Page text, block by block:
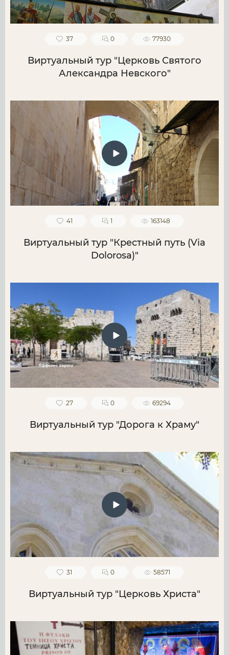
37 0 77930
Виртуальный тур "Церковь Святого
Александра Невского"
41 1 163148
Виртуальный тур "Крестный путь (Via
Dolorosa)"
27 0 69294
Виртуальный тур "Дорога к Храму"
31 0 58571
Виртуальный тур "Церковь Христа"